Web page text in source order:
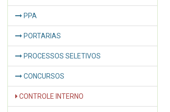
PPA
PORTARIAS
PROCESSOS SELETIVOS
CONCURSOS
CONTROLE INTERNO